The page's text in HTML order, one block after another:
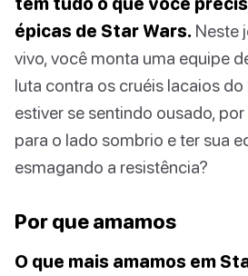
épicas de Star Wars. Neste
vivo, você monta uma equipe
luta contra os cruéis lacaios do
estiver se sentindo ousado,
para o lado sombrio e ter sua
esmagando a resistência?
Por que amamos
O que mais amamos em